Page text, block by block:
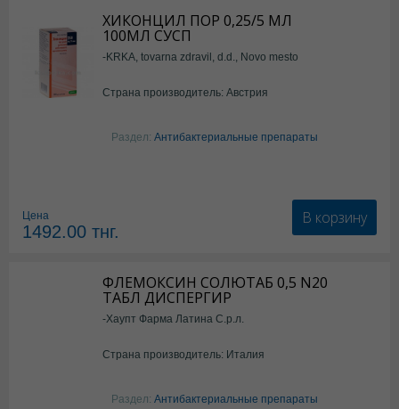
ХИКОНЦИЛ ПОР 0,25/5 МЛ
100МЛ СУСП
-KRKA, tovarna zdravil, d.d., Novo mesto
Страна производитель: Австрия
Раздел: Антибактериальные препараты
Цена
1492.00 тнг.
В корзину
ФЛЕМОКСИН СОЛЮТАБ 0,5 N20
ТАБЛ ДИСПЕРГИР
-Хаупт Фарма Латина С.р.л.
Страна производитель: Италия
Раздел: Антибактериальные препараты